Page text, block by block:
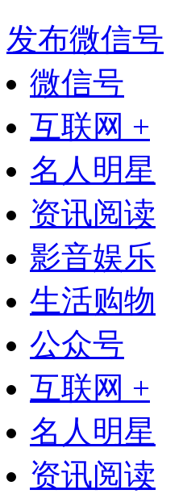
发布微信号
微信号
互联网 +
名人明星
资讯阅读
影音娱乐
生活购物
公众号
互联网 +
名人明星
资讯阅读